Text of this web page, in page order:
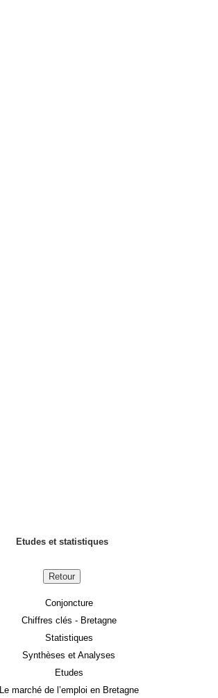
Etudes et statistiques
Retour
Conjoncture
Chiffres clés - Bretagne
Statistiques
Synthèses et Analyses
Etudes
Le marché de l’emploi en Bretagne